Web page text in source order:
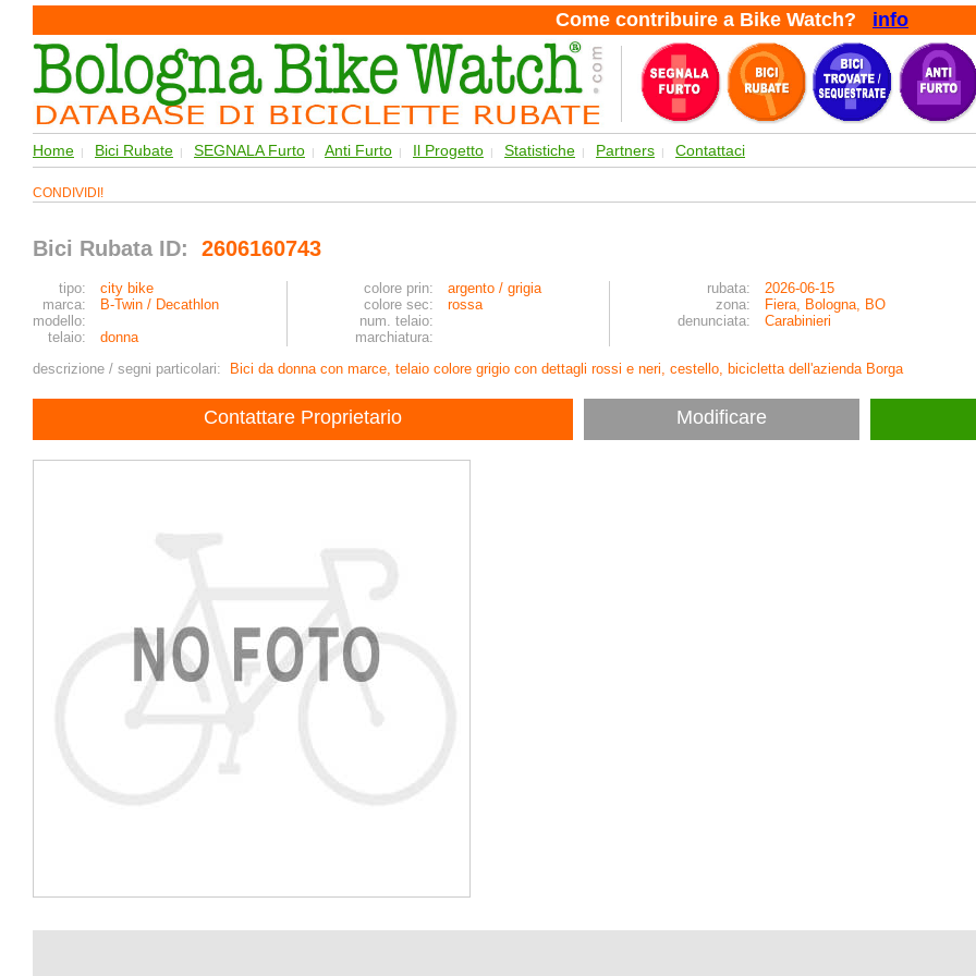
Come contribuire a Bike Watch? info
Home | Bici Rubate | SEGNALA Furto | Anti Furto | Il Progetto | Statistiche | Partners | Contattaci
CONDIVIDI!
Bici Rubata ID: 2606160743
tipo: city bike colore prin: argento / grigia rubata:
2026-06-15
marca:
B-Twin / Decathlon colore sec: rossa zona:
Fiera, Bologna, BO
modello:
num. telaio: denunciata:
Carabinieri
telaio:
donna
marchiatura:
descrizione / segni particolari:
Bici da donna con marce, telaio colore grigio con dettagli rossi e neri, cestello, bicicletta dell'azienda Borga
Contattare Proprietario Modificare